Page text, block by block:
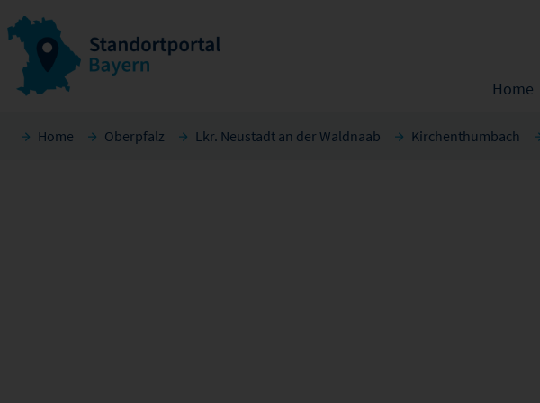
Home
Home Oberpfalz Lkr. Neustadt an der Waldnaab Kirchenthumbach